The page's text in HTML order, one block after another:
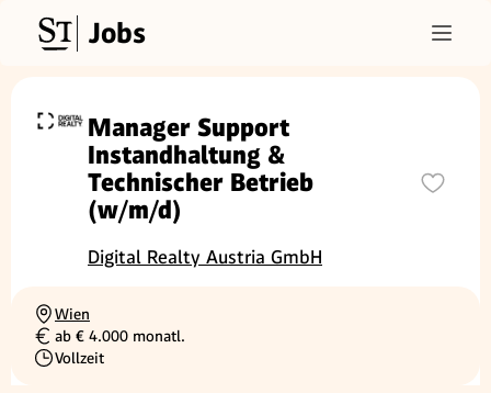
Jobs
Manager Support
Instandhaltung &
Technischer Betrieb
(w/m/d)
Digital Realty Austria GmbH
Ortschaft
Wien
Gehalt
ab € 4.000 monatl.
Beschäftigungsart
Vollzeit